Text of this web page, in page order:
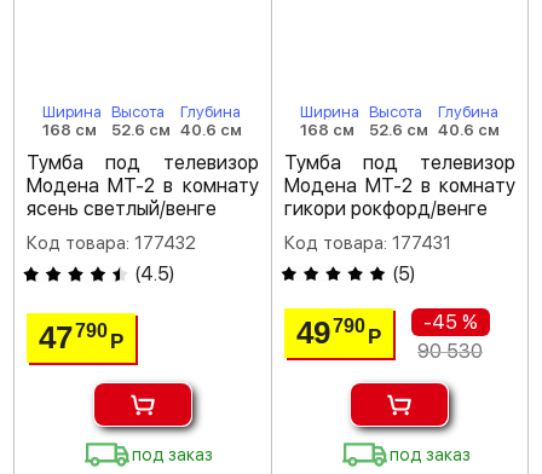
Ширина
168 см
Высота
52.6 см
Глубина
40.6 см
Тумба под телевизор
Модена МТ-2 в комнату
ясень светлый/венге
Код товара: 177432
(4.5)
47790Р
под заказ
Ширина
168 см
Высота
52.6 см
Глубина
40.6 см
Тумба под телевизор
Модена МТ-2 в комнату
гикори рокфорд/венге
Код товара: 177431
(5)
49790 Р
-45 %
90 530
под заказ